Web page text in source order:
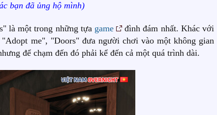
bạn đã ủng hộ mình)
là một trong những tựa game
đình đám nhất. Khác với
me", "Doors" đưa người chơi vào một không gian
để chạm đến đó phải kể đến cả một quá trình dài.